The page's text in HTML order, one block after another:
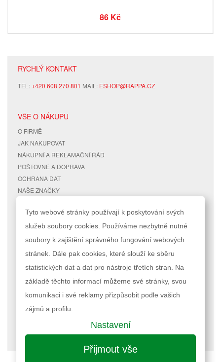
86 Kč
RYCHLÝ KONTAKT
TEL:+420 608 270 801 MAIL: ESHOP@RAPPA.CZ
VŠE O NÁKUPU
O FIRMĚ
JAK NAKUPOVAT
NÁKUPNÍ A REKLAMAČNÍ ŘÁD
POŠTOVNÉ A DOPRAVA
OCHRANA DAT
NAŠE ZNAČKY
RYCHLÉ ODKAZY
MAPA STRÁNEK
VYHLEDÁVANÉ TERMÍNY
POKROČILÉ VYHLEDÁVÁNÍ
ÚČET
MŮJ ÚČET
STAV OBJEDNÁVKY
Podle zákona o evidenci tržeb je prodávající povinen vystavit kupujícímu
účtenku. Zároveň je povinen zaevidovat přijatou tržbu u správce daně
Nastavení cookies| © 2023 RAPPA.cz
Tyto webové stránky používají k poskytování svých
služeb soubory cookies. Používáme nezbytně nutné
soubory k zajištění správného fungování webových
stránek. Dále pak cookies, které slouží ke sběru
statistických dat a dat pro nástroje třetích stran. Na
základě těchto informací můžeme své stránky, svou
komunikaci i své reklamy přizpůsobit podle vašich
zájmů a profilu.
Nastavení
Přijmout vše